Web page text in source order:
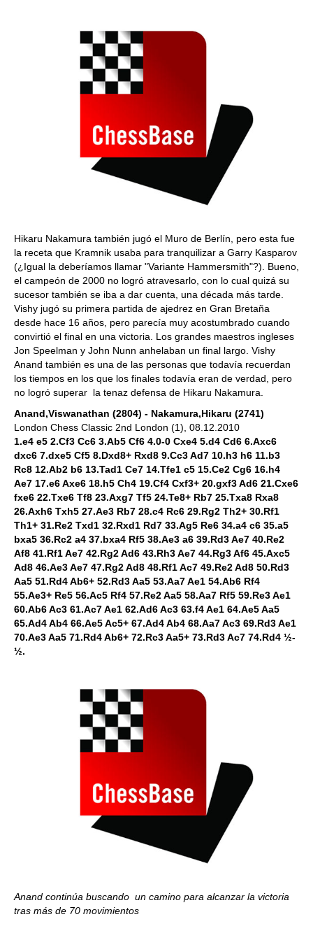
Hikaru Nakamura también jugó el Muro de Berlín, pero esta fue
la receta que Kramnik usaba para tranquilizar a Garry Kasparov
(¿Igual la deberíamos llamar "Variante Hammersmith"?). Bueno,
el campeón de 2000 no logró atravesarlo, con lo cual quizá su
sucesor también se iba a dar cuenta, una década más tarde.
Vishy jugó su primera partida de ajedrez en Gran Bretaña
desde hace 16 años, pero parecía muy acostumbrado cuando
convirtió el final en una victoria. Los grandes maestros ingleses
Jon Speelman y John Nunn anhelaban un final largo. Vishy
Anand también es una de las personas que todavía recuerdan
los tiempos en los que los finales todavía eran de verdad, pero
no logró superar la tenaz defensa de Hikaru Nakamura.
Anand,Viswanathan (2804) - Nakamura,Hikaru (2741)
London Chess Classic 2nd London (1), 08.12.2010
1.e4 e5 2.Cf3 Cc6 3.Ab5 Cf6 4.0-0 Cxe4 5.d4 Cd6 6.Axc6
dxc6 7.dxe5 Cf5 8.Dxd8+ Rxd8 9.Cc3 Ad7 10.h3 h6 11.b3
Rc8 12.Ab2 b6 13.Tad1 Ce7 14.Tfe1 c5 15.Ce2 Cg6 16.h4
Ae7 17.e6 Axe6 18.h5 Ch4 19.Cf4 Cxf3+ 20.gxf3 Ad6 21.Cxe6
fxe6 22.Txe6 Tf8 23.Axg7 Tf5 24.Te8+ Rb7 25.Txa8 Rxa8
26.Axh6 Txh5 27.Ae3 Rb7 28.c4 Rc6 29.Rg2 Th2+ 30.Rf1
Th1+ 31.Re2 Txd1 32.Rxd1 Rd7 33.Ag5 Re6 34.a4 c6 35.a5
bxa5 36.Rc2 a4 37.bxa4 Rf5 38.Ae3 a6 39.Rd3 Ae7 40.Re2
Af8 41.Rf1 Ae7 42.Rg2 Ad6 43.Rh3 Ae7 44.Rg3 Af6 45.Axc5
Ad8 46.Ae3 Ae7 47.Rg2 Ad8 48.Rf1 Ac7 49.Re2 Ad8 50.Rd3
Aa5 51.Rd4 Ab6+ 52.Rd3 Aa5 53.Aa7 Ae1 54.Ab6 Rf4
55.Ae3+ Re5 56.Ac5 Rf4 57.Re2 Aa5 58.Aa7 Rf5 59.Re3 Ae1
60.Ab6 Ac3 61.Ac7 Ae1 62.Ad6 Ac3 63.f4 Ae1 64.Ae5 Aa5
65.Ad4 Ab4 66.Ae5 Ac5+ 67.Ad4 Ab4 68.Aa7 Ac3 69.Rd3 Ae1
70.Ae3 Aa5 71.Rd4 Ab6+ 72.Rc3 Aa5+ 73.Rd3 Ac7 74.Rd4 ½-
½.
Anand continúa buscando un camino para alcanzar la victoria
tras más de 70 movimientos